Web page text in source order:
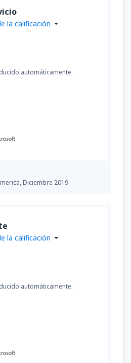
Diciembre 2019
la calificación
automáticamente.
la calificación
automáticamente.